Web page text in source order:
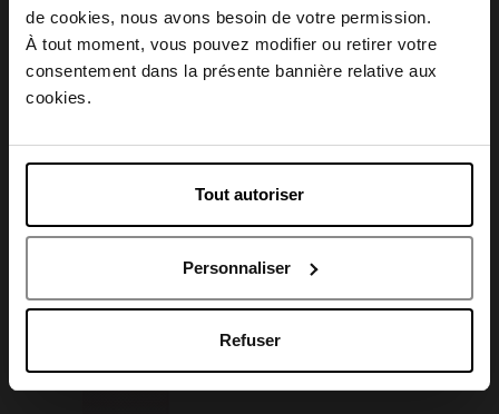
de cookies, nous avons besoin de votre permission.
À tout moment, vous pouvez modifier ou retirer votre
consentement dans la présente bannière relative aux
cookies.
Tout autoriser
Personnaliser
Refuser
SPARKLING
74,90 €
SPARKLING
97,50 €
Choisissez votre pays
April Belgique
April Luxembourg